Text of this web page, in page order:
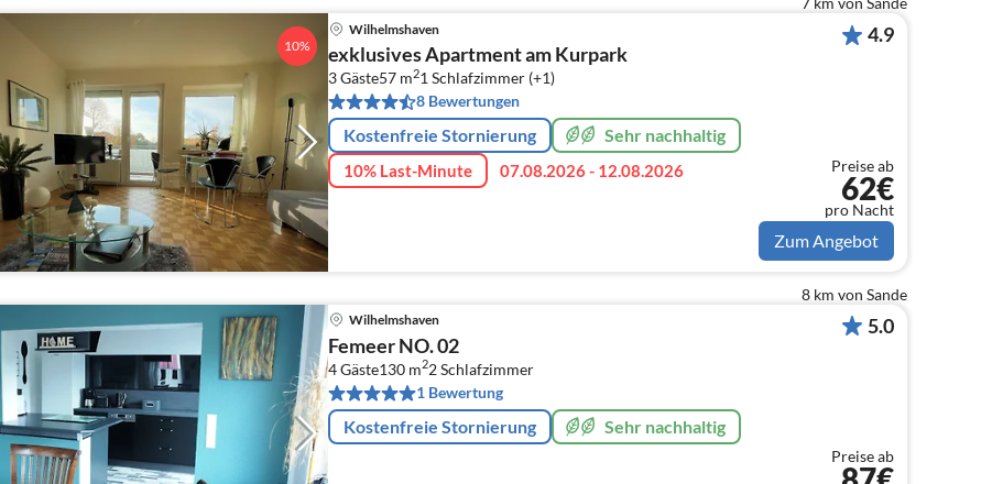
10%
Wilhelmshaven
exklusives Apartment am Kurpark
3 Gäste57 m21 Schlafzimmer (+1)
8 Bewertungen
Kostenfreie Stornierung Sehr nachhaltig
10% Last-Minute 07.08.2026 - 12.08.2026
4.9
Preise ab
62€
pro Nacht
Zum Angebot
8 km von Sande
Wilhelmshaven
Femeer NO. 02
4 Gäste130 m22Schlafzimmer
1 Bewertung
Kostenfreie Stornierung Sehr nachhaltig
5.0
Preise ab